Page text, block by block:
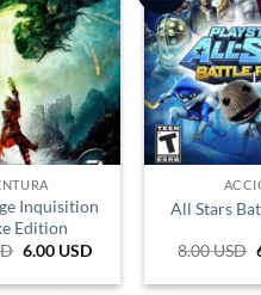
Inquisition
Edition
El
original
6.00 USDEl
actual
All Stars
8.00USD